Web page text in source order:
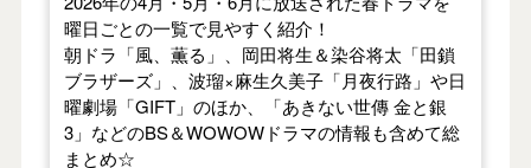
曜日ごとの一覧で見やすく紹介！
朝ドラ「風、薫る」、岡田将生＆染谷将太「田鎖
ブラザーズ」、波瑠×麻生久美子「月夜行路」や日
曜劇場「GIFT」のほか、「あきない世傳 金と銀
3」などのBS＆WOWOWドラマの情報も含めて総
まとめ☆